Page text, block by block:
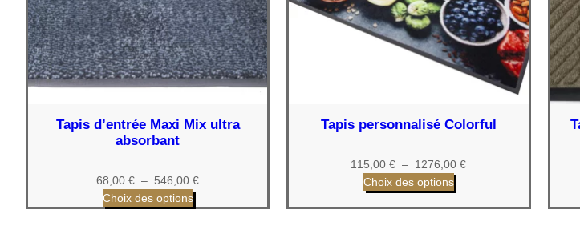
Tapis d’entrée Maxi Mix ultra
absorbant
68,00€ – 546,00€Plage
Choix des options
Tapis personnalisé Colorful
115,00€ – 1276,00€Plage
Choix des options